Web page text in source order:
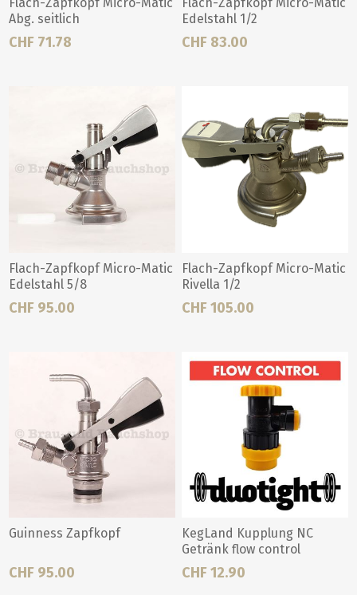
Abg. seitlich
CHF 71.78
Edelstahl 1/2
CHF 83.00
Flach-Zapfkopf Micro-Matic
Edelstahl 5/8
CHF 95.00
Flach-Zapfkopf Micro-Matic
Rivella 1/2
CHF 105.00
Guinness Zapfkopf
CHF 95.00
KegLand Kupplung NC
Getränk flow control
CHF 12.90